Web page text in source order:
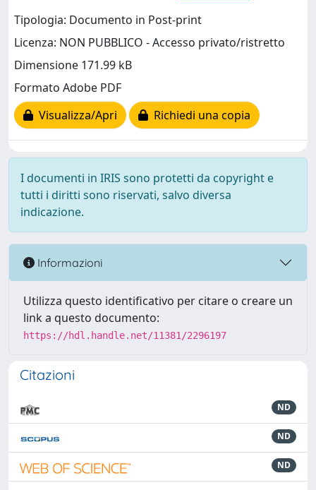
Tipologia: Documento in Post-print
Licenza: NON PUBBLICO - Accesso privato/ristretto
Dimensione 171.99 kB
Formato Adobe PDF
Visualizza/Apri
Richiedi una copia
I documenti in IRIS sono protetti da copyright e
tutti i diritti sono riservati, salvo diversa
indicazione.
Informazioni
Utilizza questo identificativo per citare o creare un
link a questo documento:
https://hdl.handle.net/11381/2296197
Citazioni
ND
ND
ND